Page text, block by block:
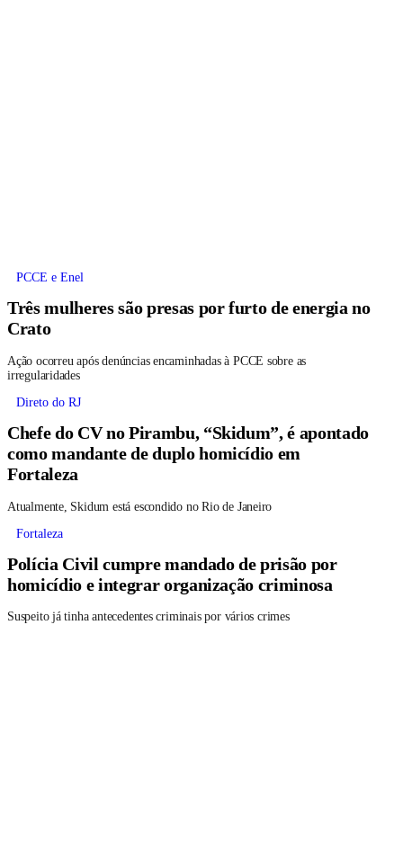
PCCE e Enel
Três mulheres são presas por furto de energia no
Crato
Ação ocorreu após denúncias encaminhadas à PCCE sobre as
irregularidades
Direto do RJ
Chefe do CV no Pirambu, “Skidum”, é apontado
como mandante de duplo homicídio em
Fortaleza
Atualmente, Skidum está escondido no Rio de Janeiro
Fortaleza
Polícia Civil cumpre mandado de prisão por
homicídio e integrar organização criminosa
Suspeito já tinha antecedentes criminais por vários crimes